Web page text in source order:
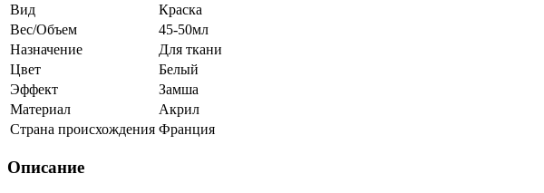
Вид
Краска
Вес/Объем
45-50мл
Назначение
Для ткани
Цвет
Белый
Эффект
Замша
Материал
Акрил
Страна происхождения Франция
Описание